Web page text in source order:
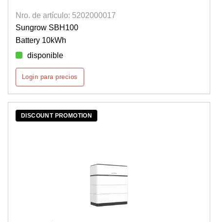
Nro. de artículo: 5202000017
Sungrow SBH100
Battery 10kWh
disponible
Login para precios
DISCOUNT PROMOTION